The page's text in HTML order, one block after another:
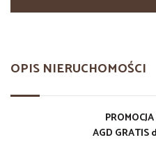
OPIS NIERUCHOMOŚCI
AGD